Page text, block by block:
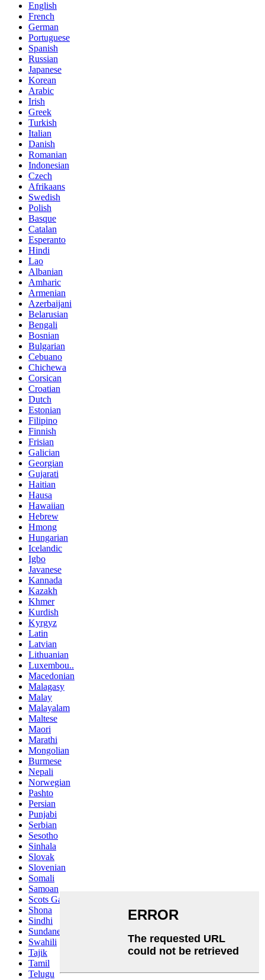
English
French
German
Portuguese
Spanish
Russian
Japanese
Korean
Arabic
Irish
Greek
Turkish
Italian
Danish
Romanian
Indonesian
Czech
Afrikaans
Swedish
Polish
Basque
Catalan
Esperanto
Hindi
Lao
Albanian
Amharic
Armenian
Azerbaijani
Belarusian
Bengali
Bosnian
Bulgarian
Cebuano
Chichewa
Corsican
Croatian
Dutch
Estonian
Filipino
Finnish
Frisian
Galician
Georgian
Gujarati
Haitian
Hausa
Hawaiian
Hebrew
Hmong
Hungarian
Icelandic
Igbo
Javanese
Kannada
Kazakh
Khmer
Kurdish
Kyrgyz
Latin
Latvian
Lithuanian
Luxembou..
Macedonian
Malagasy
Malay
Malayalam
Maltese
Maori
Marathi
Mongolian
Burmese
Nepali
Norwegian
Pashto
Persian
Punjabi
Serbian
Sesotho
Sinhala
Slovak
Slovenian
Somali
Samoan
Scots Gaelic
Shona
Sindhi
Sundanese
Swahili
Tajik
Tamil
Telugu